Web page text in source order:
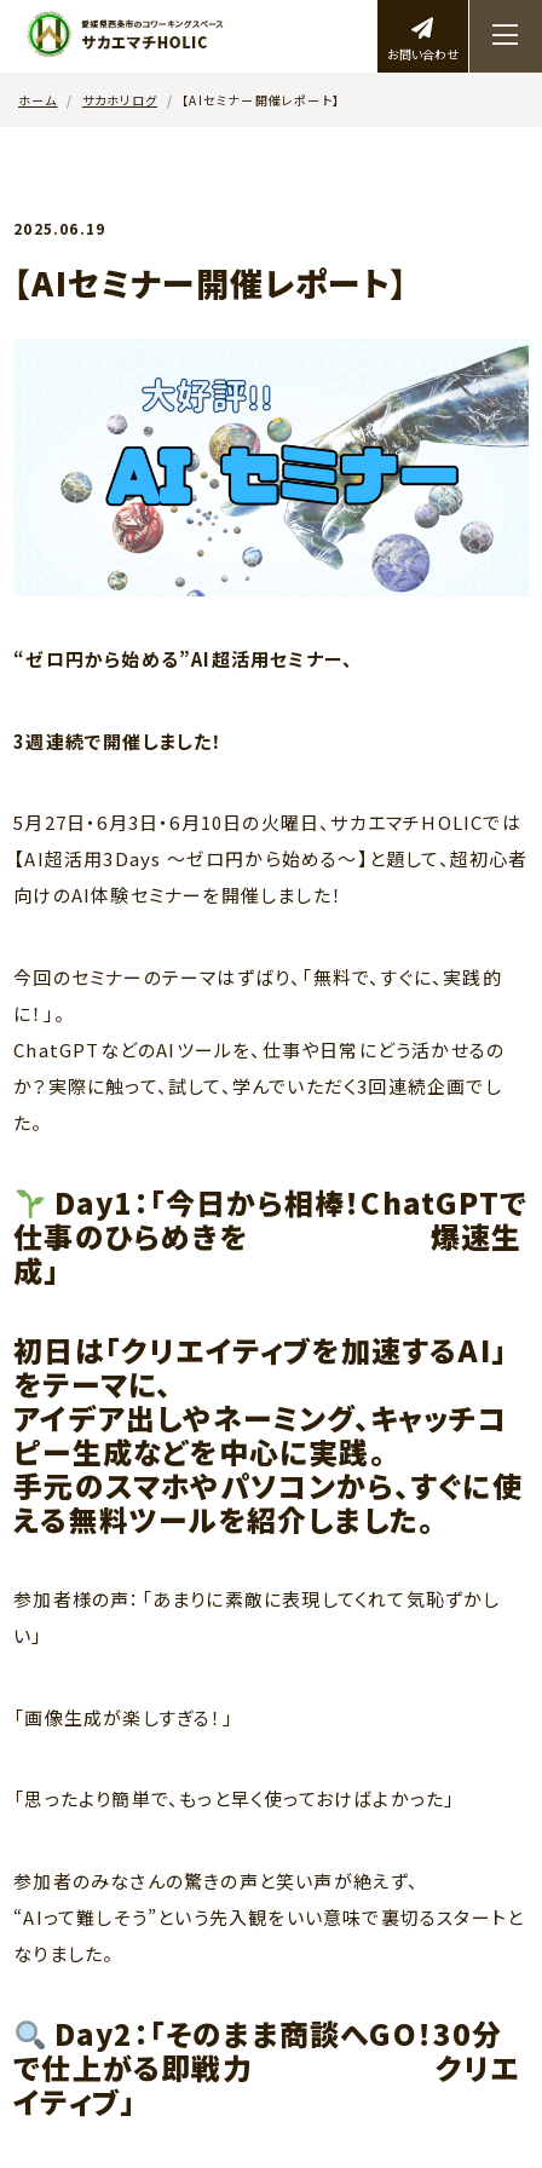
お問い合わせ
ホーム サカホリログ 【AIセミナー開催レポート】
2025.06.19
【AIセミナー開催レポート】
“ゼロ円から始める”AI超活用セミナー、
3週連続で開催しました！
5月27日・6月3日・6月10日の火曜日、サカエマチHOLICでは
【AI超活用3Days 〜ゼロ円から始める〜】と題して、超初心者
向けのAI体験セミナーを開催しました！
今回のセミナーのテーマはずばり、「無料で、すぐに、実践的
に！」。
ChatGPTなどのAIツールを、仕事や日常にどう活かせるの
か？実際に触って、試して、学んでいただく3回連続企画でし
た。
Day1： 「今日から相棒！ChatGPTで
仕事のひらめきを 爆速生
成」
初日は「クリエイティブを加速するAI」
をテーマに、
アイデア出しやネーミング、キャッチコ
ピー生成などを中心に実践。
手元のスマホやパソコンから、すぐに使
える無料ツールを紹介しました。
参加者様の声：「あまりに素敵に表現してくれて気恥ずかし
い」
「画像生成が楽しすぎる！」
「思ったより簡単で、もっと早く使っておけばよかった」
参加者のみなさんの驚きの声と笑い声が絶えず、
“AIって難しそう”という先入観をいい意味で裏切るスタートと
なりました。
Day2： 「そのまま商談へGO！30分
で仕上がる即戦力 クリエ
イティブ」